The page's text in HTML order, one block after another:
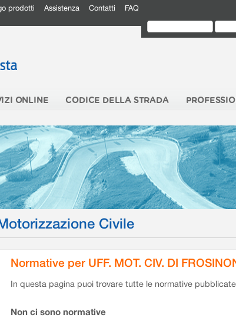
prodotti Assistenza Contatti FAQ
ONLINE CODICE DELLA STRADA
Civile
Normative per UFF. MOT. CIV. DI
In questa pagina puoi trovare tutte le normative
Non ci sono normative